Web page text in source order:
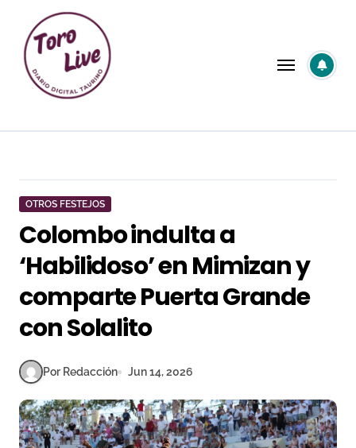
contenido
OTROS FESTEJOS
Colombo indulta a
‘Habilidoso’ en Mimizan y
comparte Puerta Grande
con Solalito
Por Redacción Jun 14, 2026